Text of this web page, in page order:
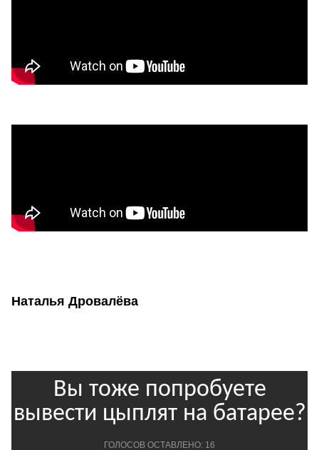
Наталья Дровалёва